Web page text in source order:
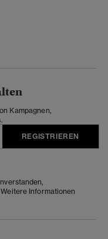
Kampagnen,
REGISTRIEREN
Informationen